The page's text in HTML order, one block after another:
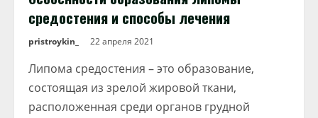
средостения и способы лечения
pristroykin_ 22 апреля 2021
Липома средостения – это образование,
состоящая из зрелой жировой ткани,
расположенная среди органов грудной